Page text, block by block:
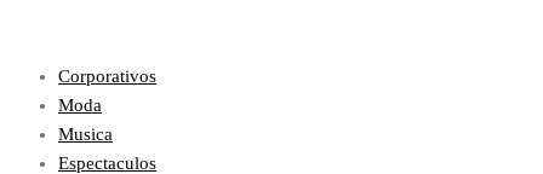
Corporativos
Moda
Musica
Espectaculos